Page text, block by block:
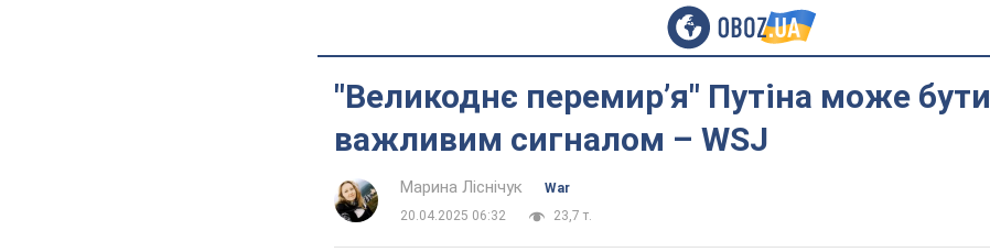
"Великоднє перемир’я" Путіна може бути
важливим сигналом – WSJ
Марина Ліснічук
War
20.04.2025 06:32
23,7 т.